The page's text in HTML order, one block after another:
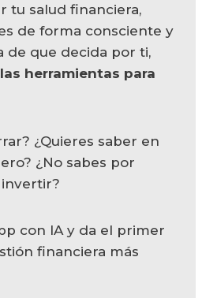
tu salud financiera,
de forma consciente y
de que decida por ti,
herramientas para
¿Quieres saber en
¿No sabes por
con IA y da el primer
financiera más